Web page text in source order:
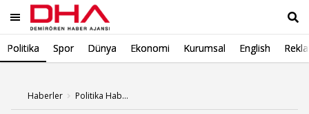
Politika Spor Dünya Ekonomi Kurumsal English
Haberler Politika Haberleri